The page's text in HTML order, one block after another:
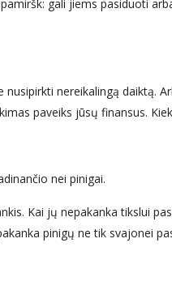
gali jiems pasiduoti
nereikalingą daiktą.
paveiks jūsų finansus.
nei pinigai.
Kai jų nepakanka tikslui
pinigų ne tik svajonei